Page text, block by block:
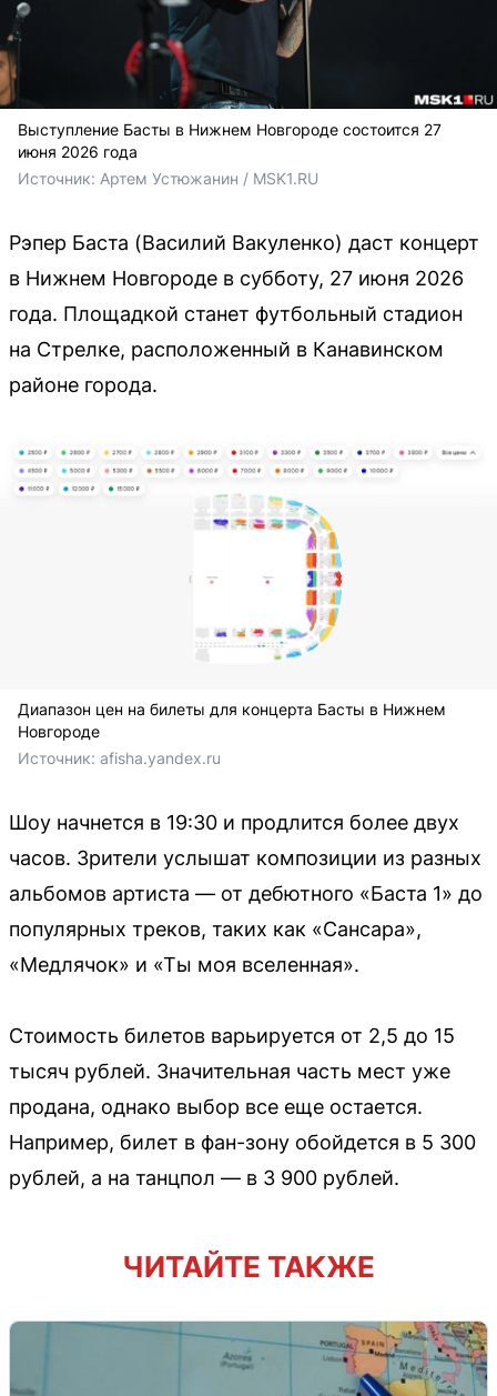
Выступление Басты в Нижнем Новгороде состоится 27
июня 2026 года
Источник: Артем Устюжанин / MSK1.RU
Рэпер Баста (Василий Вакуленко) даст концерт
в Нижнем Новгороде в субботу, 27 июня 2026
года. Площадкой станет футбольный стадион
на Стрелке, расположенный в Канавинском
районе города.
Диапазон цен на билеты для концерта Басты в Нижнем
Новгороде
Источник: afisha.yandex.ru
Шоу начнется в 19:30 и продлится более двух
часов. Зрители услышат композиции из разных
альбомов артиста — от дебютного «Баста 1» до
популярных треков, таких как «Сансара»,
«Медлячок» и «Ты моя вселенная».
Стоимость билетов варьируется от 2,5 до 15
тысяч рублей. Значительная часть мест уже
продана, однако выбор все еще остается.
Например, билет в фан-зону обойдется в 5 300
рублей, а на танцпол — в 3 900 рублей.
ЧИТАЙТЕ ТАКЖЕ